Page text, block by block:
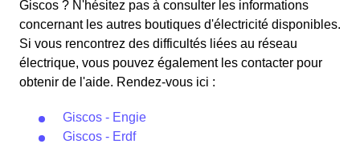
les autres jours de l'année, le prix est réduit de 20% par
rapport au tarif normal en à Giscos. ⚡💸
Giscos ? N'hésitez pas à consulter les informations
concernant les autres boutiques d'électricité disponibles.
Si vous rencontrez des difficultés liées au réseau
électrique, vous pouvez également les contacter pour
obtenir de l'aide. Rendez-vous ici :
Giscos - Engie
Giscos - Erdf